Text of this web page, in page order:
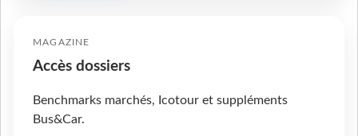
MAGAZINE
Accès dossiers
Benchmarks marchés, Icotour et suppléments
Bus&Car.